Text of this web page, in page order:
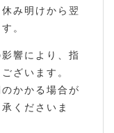
み明けから翌
。
響により、指
ざいます。
かかる場合が
くださいま